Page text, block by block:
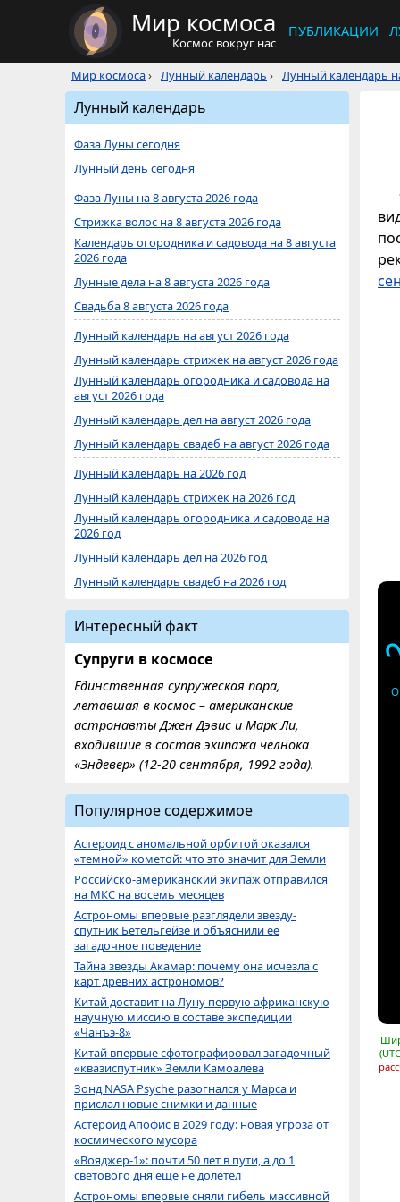
Мир космоса
Космос вокруг нас
ПУБЛИКАЦИИ
Мир космоса› Лунный календарь › Лунный календарь
Лунный календарь
Фаза Луны сегодня
Лунный день сегодня
Фаза Луны на 8 августа 2026 года
Стрижка волос на 8 августа 2026 года
Календарь огородника и садовода на 8 августа
2026 года
Лунные дела на 8 августа 2026 года
Свадьба 8 августа 2026 года
Лунный календарь на август 2026 года
Лунный календарь стрижек на август 2026 года
Лунный календарь огородника и садовода на
август 2026 года
Лунный календарь дел на август 2026 года
Лунный календарь свадеб на август 2026 года
Лунный календарь на 2026 год
Лунный календарь стрижек на 2026 год
Лунный календарь огородника и садовода на
2026 год
Лунный календарь дел на 2026 год
Лунный календарь свадеб на 2026 год
Интересный факт
Супруги в космосе
Единственная супружеская пара,
летавшая в космос – американские
астронавты Джен Дэвис и Марк Ли,
входившие в состав экипажа челнока
«Эндевер» (12-20 сентября, 1992 года).
Популярное содержимое
Астероид с аномальной орбитой оказался
«темной» кометой: что это значит для Земли
Российско-американский экипаж отправился
на МКС на восемь месяцев
Астрономы впервые разглядели звезду-
спутник Бетельгейзе и объяснили её
загадочное поведение
Тайна звезды Акамар: почему она исчезла с
карт древних астрономов?
Китай доставит на Луну первую африканскую
научную миссию в составе экспедиции
«Чанъэ-8»
Китай впервые сфотографировал загадочный
«квазиспутник» Земли Камоалева
Зонд NASA Psyche разогнался у Марса и
прислал новые снимки и данные
Астероид Апофис в 2029 году: новая угроза от
космического мусора
«Вояджер-1»: почти 50 лет в пути, а до 1
светового дня ещё не долетел
Астрономы впервые сняли гибель массивной